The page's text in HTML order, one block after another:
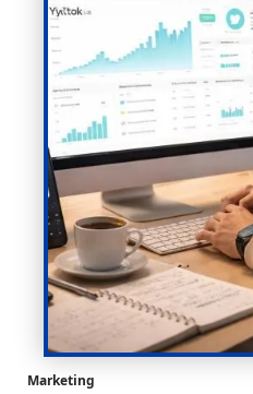
Marketing